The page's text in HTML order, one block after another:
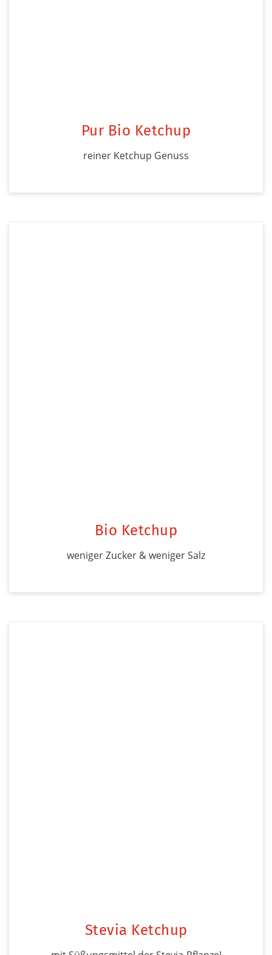
Pur Bio Ketchup
reiner Ketchup Genuss
Bio Ketchup
weniger Zucker & weniger Salz
Stevia Ketchup